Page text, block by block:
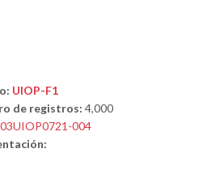
UIOP-F1
de registros: 4,000
03UIOP0721-004